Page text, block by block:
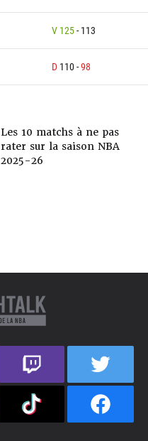
V 125- 113
D 110-98
Les 10 matchs à ne pas
rater sur la saison NBA
2025-26